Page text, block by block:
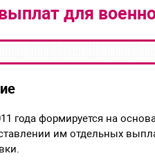
для
года формируется на
им отдельных